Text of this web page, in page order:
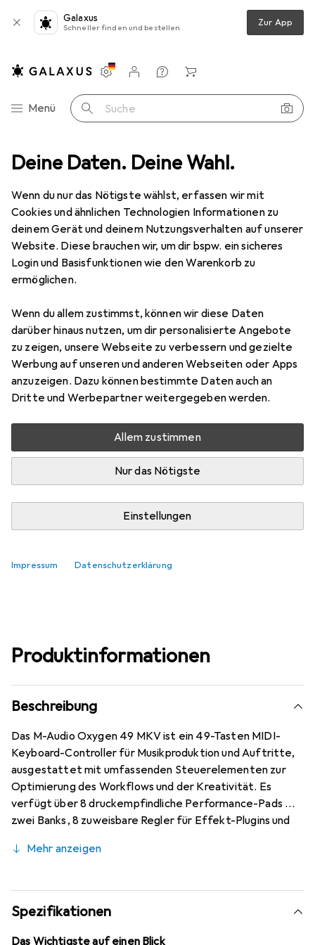
Deine Daten. Deine Wahl.
Wenn du nur das Nötigste wählst, erfassen wir mit
Cookies und ähnlichen Technologien Informationen zu
deinem Gerät und deinem Nutzungsverhalten auf unserer
Website. Diese brauchen wir, um dir bspw. ein sicheres
Login und Basisfunktionen wie den Warenkorb zu
ermöglichen.
Wenn du allem zustimmst, können wir diese Daten
darüber hinaus nutzen, um dir personalisierte Angebote
zu zeigen, unsere Webseite zu verbessern und gezielte
Werbung auf unseren und anderen Webseiten oder Apps
anzuzeigen. Dazu können bestimmte Daten auch an
Dritte und Werbepartner weitergegeben werden.
Allem zustimmen
Nur das Nötigste
Einstellungen
Impressum Datenschutzerklärung
Galaxus
Schneller finden und bestellen Zur App
Navigation nach Kategorien
Menü Suche
Einstellungen
Kundenkonto
Vergleichslisten
Merklisten
Warenkorb
Tonstudio MIDI Controller M-Audio Oxygen 49 MKV
5 Bilder
M-AudioOxygen 49 MKV
Preis in EUR inkl. MwSt.
EUR
139,–
3
Bewertungen
Zwischen Mi, 12.8. und Fr, 14.8. geliefert
9 Stück an Lager beim Lieferanten
Lieferort angeben für genaue Lieferzeit
In den Warenkorb
Produktinformationen
Beschreibung
Das M-Audio Oxygen 49 MKV ist ein 49-Tasten MIDI-
Keyboard-Controller für Musikproduktion und Auftritte,
ausgestattet mit umfassenden Steuerelementen zur
Optimierung des Workflows und der Kreativität. Es
verfügt über 8 druckempfindliche Performance-Pads mit
zwei Banks, 8 zuweisbare Regler für Effekt-Plugins und
präzises Mischen. Wesentliche Funktionen sind der Smart
Beschränkung auf ausgewählte Skalen unterstützt, und
der integrierte Arpeggiator mit Steuerungen für Typ,
Oktave, Gate und Swing zur rhythmischen Gestaltung von
Performances. Die Note Repeat-Funktion ermöglicht
Mehr anzeigen
Spezifikationen
Das Wichtigste auf einen Blick